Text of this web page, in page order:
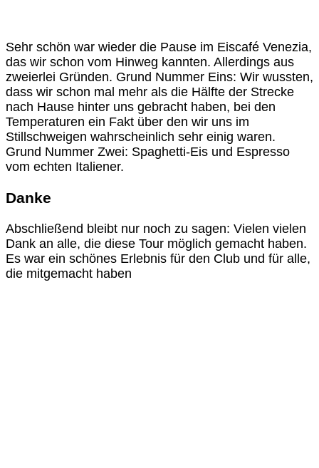
Sehr schön war wieder die Pause im Eiscafé Venezia,
das wir schon vom Hinweg kannten. Allerdings aus
zweierlei Gründen. Grund Nummer Eins: Wir wussten,
dass wir schon mal mehr als die Hälfte der Strecke
nach Hause hinter uns gebracht haben, bei den
Temperaturen ein Fakt über den wir uns im
Stillschweigen wahrscheinlich sehr einig waren.
Grund Nummer Zwei: Spaghetti-Eis und Espresso
vom echten Italiener.
Danke
Abschließend bleibt nur noch zu sagen: Vielen vielen
Dank an alle, die diese Tour möglich gemacht haben.
Es war ein schönes Erlebnis für den Club und für alle,
die mitgemacht haben